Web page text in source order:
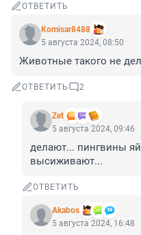
ОТВЕТИТЬ
Komisar8488
5 августа 2024, 08:50
Животные такого не
ОТВЕТИТЬ 2
Zet
5 августа 2024, 09:46
делают... пингвины
высиживают...
ОТВЕТИТЬ
Akabos
5 августа 2024, 16:48